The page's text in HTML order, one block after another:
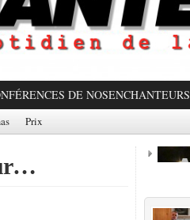
DE NOSENCHANTEURS
Prix